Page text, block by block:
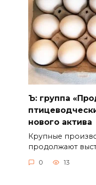
Ъ: группа
нового актива
Крупные
продолжают
0 13